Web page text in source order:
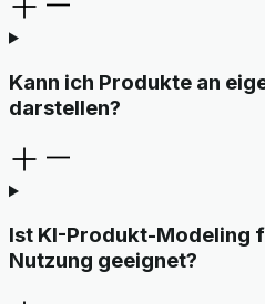
Kann ich Produkte an
darstellen?
Ist KI-Produkt-Modeling
Nutzung geeignet?